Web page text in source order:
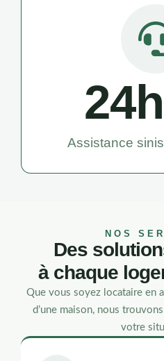
Assistance
24
NOS
Des
à chaque
Que vous soyez locataire en
d’une maison, nous
votre